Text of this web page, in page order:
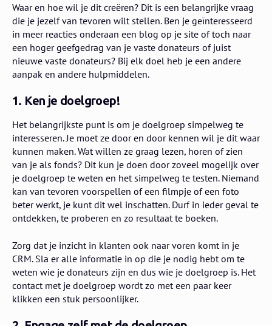
Waar en hoe wil je dit creëren? Dit is een belangrijke vraag
die je jezelf van tevoren wilt stellen. Ben je geïnteresseerd
in meer reacties onderaan een blog op je site of toch naar
een hoger geefgedrag van je vaste donateurs of juist
nieuwe vaste donateurs? Bij elk doel heb je een andere
aanpak en andere hulpmiddelen.
1. Ken je doelgroep!
Het belangrijkste punt is om je doelgroep simpelweg te
interesseren. Je moet ze door en door kennen wil je dit waar
kunnen maken. Wat willen ze graag lezen, horen of zien
van je als fonds? Dit kun je doen door zoveel mogelijk over
je doelgroep te weten en het simpelweg te testen. Niemand
kan van tevoren voorspellen of een filmpje of een foto
beter werkt, je kunt dit wel inschatten. Durf in ieder geval te
ontdekken, te proberen en zo resultaat te boeken.
Zorg dat je inzicht in klanten ook naar voren komt in je
CRM. Sla er alle informatie in op die je nodig hebt om te
weten wie je donateurs zijn en dus wie je doelgroep is. Het
contact met je doelgroep wordt zo met een paar keer
klikken een stuk persoonlijker.